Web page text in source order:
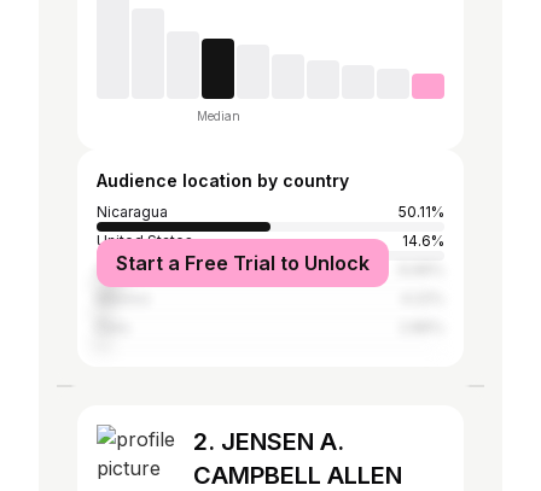
Median
Audience location by country
Nicaragua
50.11%
United States
14.6%
Costa Rica
Start a Free Trial to Unlock
2. JENSEN A.
CAMPBELL ALLEN